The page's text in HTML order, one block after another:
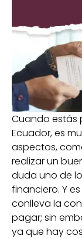
Cuando estás
Ecuador, es
aspectos,
realizar un
duda uno de
financiero. Y
conlleva la
pagar; sin
ya que hay